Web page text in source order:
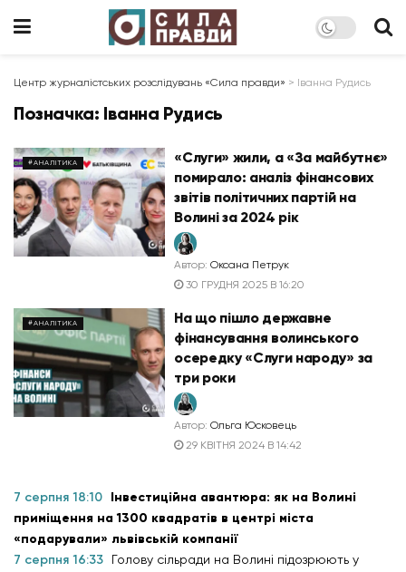
Центр журналістських розслідувань «Сила правди» > Іванна Рудись
Позначка: Іванна Рудись
#АНАЛІТИКА
«Слуги» жили, а «За майбутнє»
помирало: аналіз фінансових
звітів політичних партій на
Волині за 2024 рік
Автор: Оксана Петрук
30 ГРУДНЯ 2025 В 16:20
#АНАЛІТИКА
На що пішло державне
фінансування волинського
осередку «Слуги народу» за
три роки
Автор: Ольга Юсковець
29 КВІТНЯ 2024 В 14:42
7 серпня 18:10 Інвестиційна авантюра: як на Волині
приміщення на 1300 квадратів в центрі міста
«подарували» львівській компанії
7 серпня 16:33
Голову сільради на Волині підозрюють у